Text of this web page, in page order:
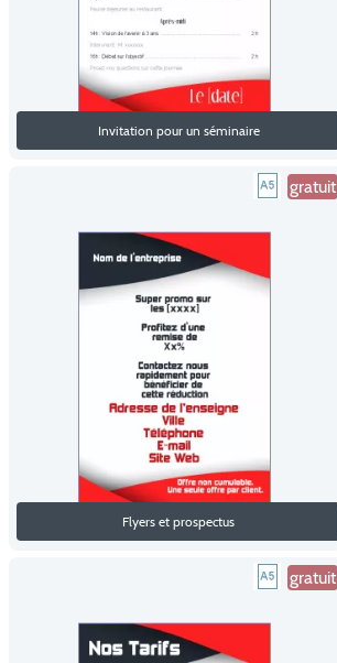
Invitation pour un séminaire
gratuit
Flyers et prospectus
gratuit